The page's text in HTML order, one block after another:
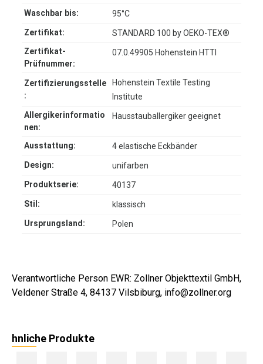
Waschbar bis:
95°C
Zertifikat:
STANDARD 100 by OEKO-TEX®
Zertifikat-
Prüfnummer:
07.0.49905 Hohenstein HTTI
Zertifizierungsstelle
:
Hohenstein Textile Testing
Institute
Allergikerinformatio
nen:
Hausstauballergiker geeignet
Ausstattung:
4 elastische Eckbänder
Design:
unifarben
Produktserie:
40137
Stil:
klassisch
Ursprungsland:
Polen
Verantwortliche Person EWR: Zollner Objekttextil GmbH,
Veldener Straße 4, 84137 Vilsbiburg, info@zollner.org
hnliche Produkte